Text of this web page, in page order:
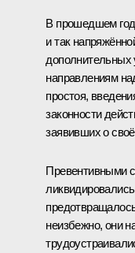
В прошедшем
и так
направлениям
простоя,
законности
заявивших о
Превентивными
неизбежно, они